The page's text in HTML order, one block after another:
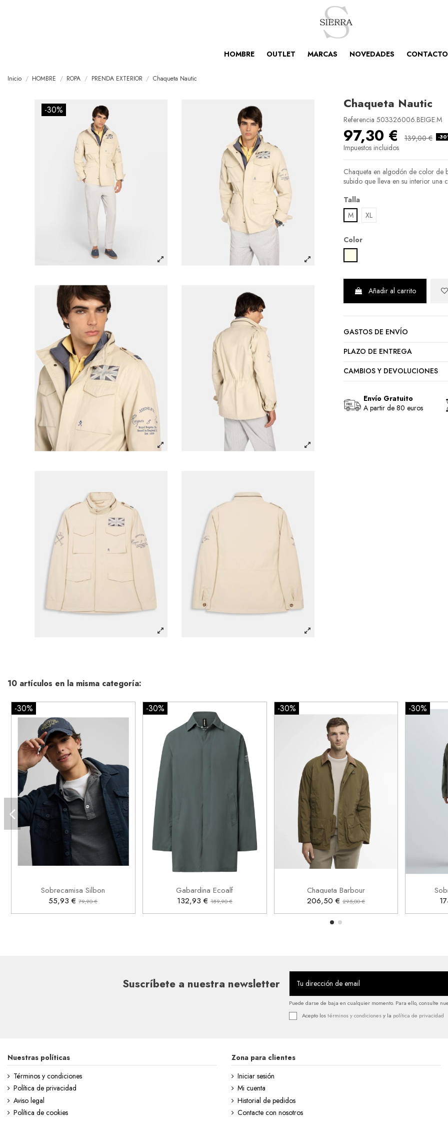
HOMBRE OUTLET MARCAS NOVEDADES CONTACTO
Inicio HOMBRE ROPA PRENDA EXTERIOR Chaqueta Nautic
-30% Chaqueta Nautic
Referencia 503326006.BEIGE.M
97,30 € 139,00 € -
Impuestos incluidos
Chaqueta en algodón de color de
subido que lleva en su interior una
Talla
M
XL
Color
Añadir al carrito
GASTOS DE ENVÍO
PLAZO DE ENTREGA
CAMBIOS Y DEVOLUCIONES
Envío Gratuito
A partir de 80 euros
10 artículos en la misma categoría:
-30%
Sobrecamisa Silbon
55,93 €79,90 €
2XL
 Añadir al carrito
-30%
Gabardina Ecoalf
132,93 €189,90 €
 Añadir al carrito
-30%
Chaqueta Barbour
206,50 € 295,00 €
M
 Añadir al carrito
-30%

Suscríbete a nuestra newsletter
Puede darse de baja en cualquier momento. Para ello, consulte
Acepto lostérminos y condicionesy la política de privacidad
Nuestras políticas
Términos y condiciones
Política de privacidad
Aviso legal
Política de cookies
Zona para clientes
Iniciar sesión
Mi cuenta
Historial de pedidos
Contacte con nosotros